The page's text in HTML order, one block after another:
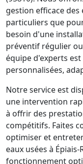
gestion efficace des
particuliers que
besoin d'une
préventif régulier
équipe d'experts
personnalisées,
Notre service est
une intervention
à offrir des
compétitifs. Faites
optimiser et
eaux usées à
fonctionnement